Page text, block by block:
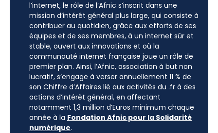
l’internet, le rôle de l’Afnic s’inscrit dans une
mission d’intérêt général plus large, qui consiste à
contribuer au quotidien, grâce aux efforts de ses
équipes et de ses membres, à un internet sûr et
stable, ouvert aux innovations et où la
communauté internet française joue un rôle de
premier plan. Ainsi, l’Afnic, association à but non
lucratif, s’engage à verser annuellement 11 % de
son Chiffre d’Affaires lié aux activités du .fr à des
actions d’intérêt général, en affectant
notamment 1,3 million d’Euros minimum chaque
année à la Fondation Afnic pour la Solidarité
numérique.